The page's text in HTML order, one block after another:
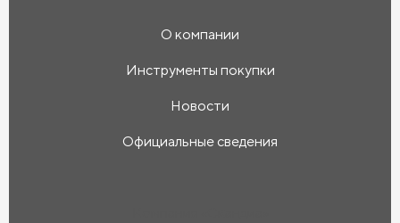
О компании
Инструменты покупки
Новости
Официальные сведения